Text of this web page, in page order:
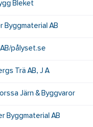
Bleket
Byggmaterial AB
pålyset.se
Trä AB, J A
Järn & Byggvaror
Byggmaterial AB